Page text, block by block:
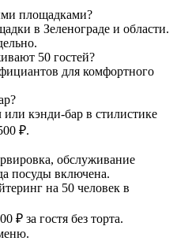
площадками?
в Зеленограде и области.
50 гостей?
для комфортного
кэнди-бар в стилистике
₽.
обслуживание
посуды включена.
на 50 человек в
₽ за гостя без торта.